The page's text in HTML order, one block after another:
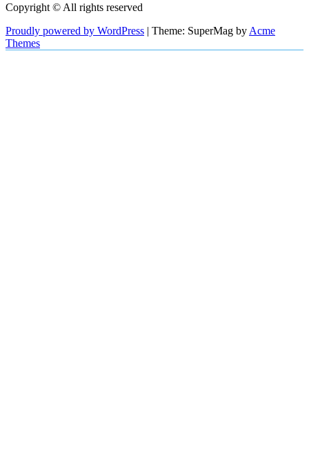
Copyright © All rights reserved
Proudly powered by WordPress | Theme: SuperMag by Acme
Themes